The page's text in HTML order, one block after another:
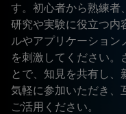
す。初心者から熟練者
研究や実験に役立つ内
ルやアプリケーショ
を刺激してください。
とで、知見を共有し
気軽に参加いただき、
ご活用ください。